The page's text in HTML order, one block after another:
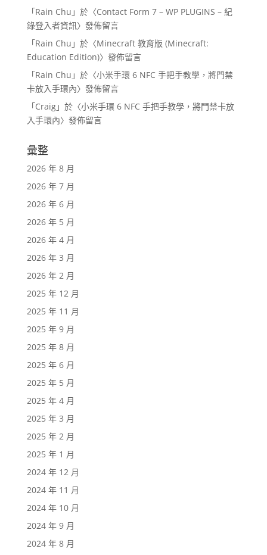
「Rain Chu 」於〈Contact Form 7 – WP PLUGINS – 紀
錄登入者資訊〉發佈留言
「Rain Chu 」於〈Minecraft 教育版 (Minecraft:
Education Edition)〉發佈留言
「Rain Chu 」於〈小米手環 6 NFC 手把手教學，將門禁
卡放入手環內〉發佈留言
「Craig」於〈小米手環 6 NFC 手把手教學，將門禁卡放
入手環內〉發佈留言
彙整
2026 年 8 月
2026 年 7 月
2026 年 6 月
2026 年 5 月
2026 年 4 月
2026 年 3 月
2026 年 2 月
2025 年 12 月
2025 年 11 月
2025 年 9 月
2025 年 8 月
2025 年 6 月
2025 年 5 月
2025 年 4 月
2025 年 3 月
2025 年 2 月
2025 年 1 月
2024 年 12 月
2024 年 11 月
2024 年 10 月
2024 年 9 月
2024 年 8 月